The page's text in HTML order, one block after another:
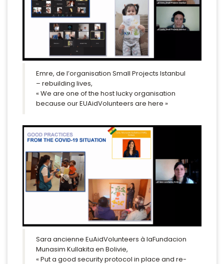
Emre, de l’organisation Small Projects Istanbul
– rebuilding lives,
« We are one of the host lucky organisation
because our EUAidVolunteers are here »
Sara ancienne EuAidVolunteers à laFundacion
Munasim Kullakita en Bolivie,
« Put a good security protocol in place and re-